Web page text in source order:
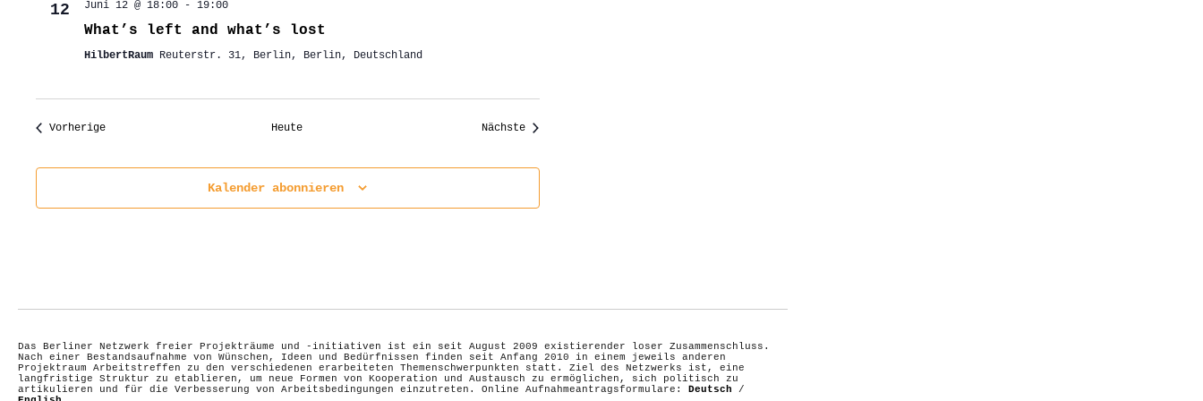
12 Juni 12 @ 18:00- 19:00
What’s left and what’s lost
HilbertRaum Reuterstr. 31, Berlin, Berlin, Deutschland
VorherigeVeranstaltungen Heute NächsteVeranstaltungen
Kalender abonnieren
Das Berliner Netzwerk freier Projekträume und -initiativen ist ein seit August 2009 existierender loser Zusammenschluss.
Nach einer Bestandsaufnahme von Wünschen, Ideen und Bedürfnissen finden seit Anfang 2010 in einem jeweils anderen
Projektraum Arbeitstreffen zu den verschiedenen erarbeiteten Themenschwerpunkten statt. Ziel des Netzwerks ist, eine
langfristige Struktur zu etablieren, um neue Formen von Kooperation und Austausch zu ermöglichen, sich politisch zu
artikulieren und für die Verbesserung von Arbeitsbedingungen einzutreten. Online Aufnahmeantragsformulare: Deutsch /